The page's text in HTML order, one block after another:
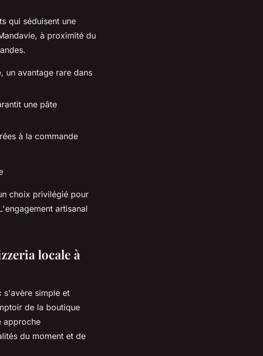
qui séduisent une
à proximité du
un avantage rare dans
une pâte
à la commande
choix privilégié pour
artisanal
locale à
s'avère simple et
de la boutique
approche
du moment et de